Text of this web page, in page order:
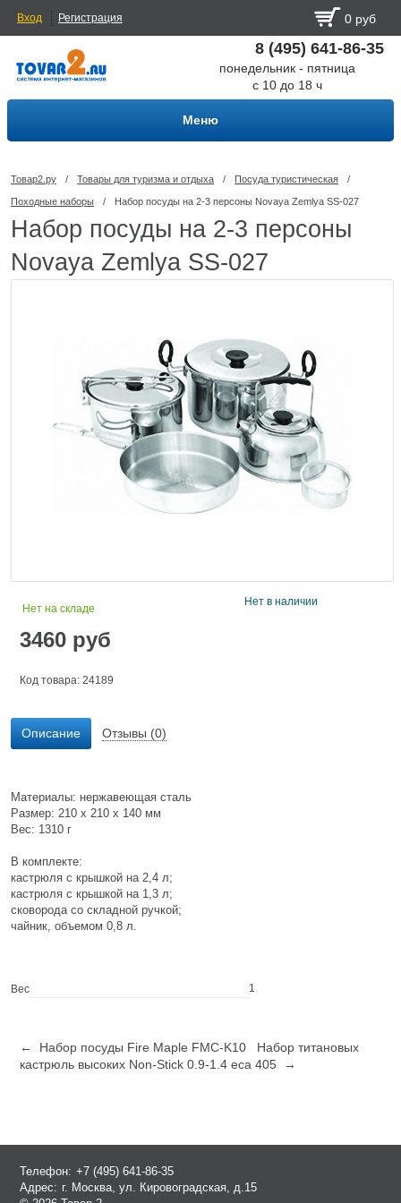
Вход Регистрация 0 руб
8 (495) 641-86-35
понедельник - пятница
с 10 до 18 ч
Меню
Товар2.ру / Товары для туризма и отдыха / Посуда туриcтическая /
Походные наборы / Набор посуды на 2-3 персоны Novaya Zemlya SS-027
Набор посуды на 2-3 персоны
Novaya Zemlya SS-027
Нет на складе
3460 руб
Код товара: 24189
Нет в наличии
Описание Отзывы (0)
Материалы: нержавеющая сталь
Размер: 210 х 210 х 140 мм
Вес: 1310 г
В комплекте:
кастрюля с крышкой на 2,4 л;
кастрюля с крышкой на 1,3 л;
сковорода со складной ручкой;
чайник, объемом 0,8 л.
Вес 1
← Набор посуды Fire Maple FMC-K10
Набор титановых
кастрюль высоких Non-Stick 0.9-1.4 eca 405 →
Телефон: +7 (495) 641-86-35
Адрес: г. Москва, ул. Кировоградская, д.15